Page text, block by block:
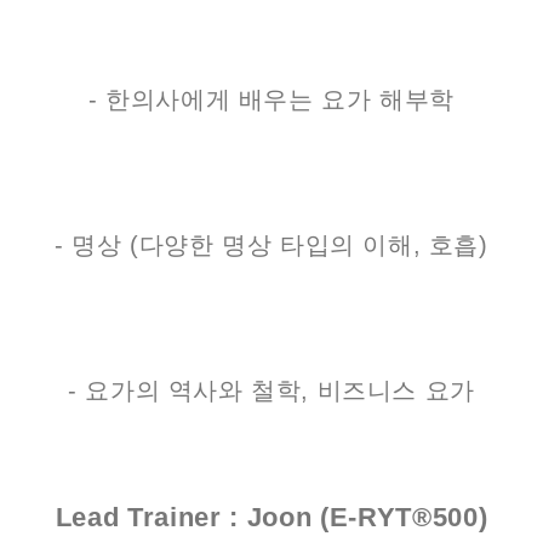
- 한의사에게 배우는 요가 해부학
- 명상 (다양한 명상 타입의 이해, 호흡)
- 요가의 역사와 철학, 비즈니스 요가
Lead Trainer : Joon (E-RYT®500)